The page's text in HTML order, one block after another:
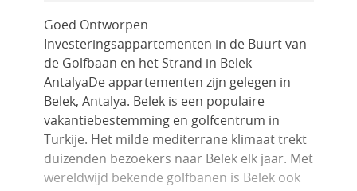
Goed Ontworpen
Investeringsappartementen in de Buurt van
de Golfbaan en het Strand in Belek
AntalyaDe appartementen zijn gelegen in
Belek, Antalya. Belek is een populaire
vakantiebestemming en golfcentrum in
Turkije. Het milde mediterrane klimaat trekt
duizenden bezoekers naar Belek elk jaar. Met
wereldwijd bekende golfbanen is Belek ook